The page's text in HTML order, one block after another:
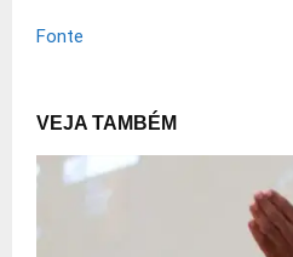
Fonte
VEJA TAMBÉM